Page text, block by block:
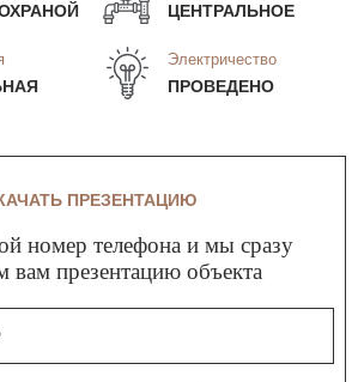
ЦЕНТРАЛЬНОЕ
Электричество
ПРОВЕДЕНО
ПРЕЗЕНТАЦИЮ
номер телефона и мы сразу
вам презентацию объекта